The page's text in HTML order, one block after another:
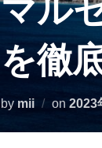
マル
を徹
by mii on 投
2023